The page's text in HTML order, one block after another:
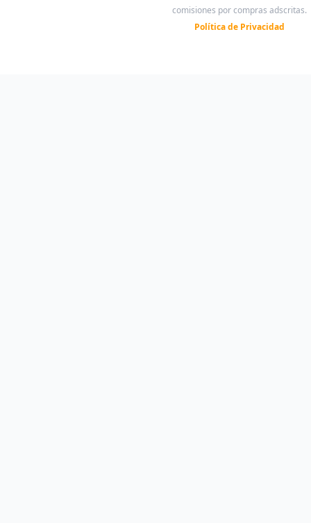
comisiones por compras adscritas.
Política de Privacidad